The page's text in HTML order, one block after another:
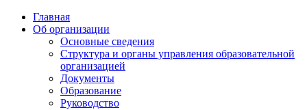
Главная
Об организации
Основные сведения
Структура и органы управления образовательной
организацией
Документы
Образование
Руководство